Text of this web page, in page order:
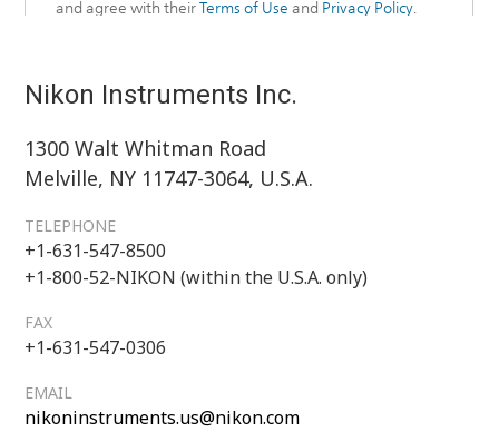
Nikon Instruments Inc.
1300 Walt Whitman Road
Melville, NY 11747-3064, U.S.A.
TELEPHONE
+1-631-547-8500
+1-800-52-NIKON (within the U.S.A. only)
FAX
+1-631-547-0306
EMAIL
nikoninstruments.us@nikon.com